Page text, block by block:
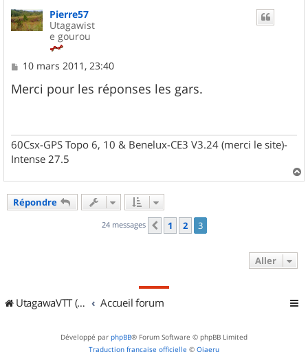
Pierre57
Utagawist
e gourou
M
s
s
10 mars 2011, 23:40
Merci pour les réponses les gars.
60Csx-GPS Topo 6, 10 & Benelux-CE3 V3.24 (merci le site)-
Intense 27.5
a
Répondre
24 messages Précédent
1 2 3
Aller
UtagawaVTT (Randos VTT et VTTAE avec traces GPS) Accueil forum
Développé par phpBB® Forum Software © phpBB Limited
Traduction française officielle © Qiaeru